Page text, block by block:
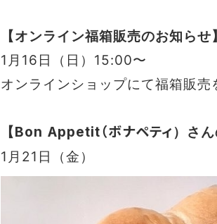
【オンライン福箱販売のお知らせ】
1月16日（日）15:00〜
オンラインショップにて福箱販売
【Bon Appetit（ボナペティ ）さ
1月21日（金）